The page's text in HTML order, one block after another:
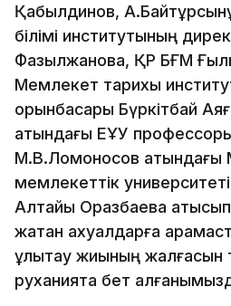
Қабылдинов,
білімі институтының
Фазылжанова, ҚР БҒМ
Мемлекет тарихы
орынбасары Бүркітбай
атындағы ЕҰУ
М.В.Ломоносов атындағы
мемлекеттік
Алтайы Оразбаева
жатқан ахуалдарға
ұлықтау жиының жалғасын
руханиятқа бет